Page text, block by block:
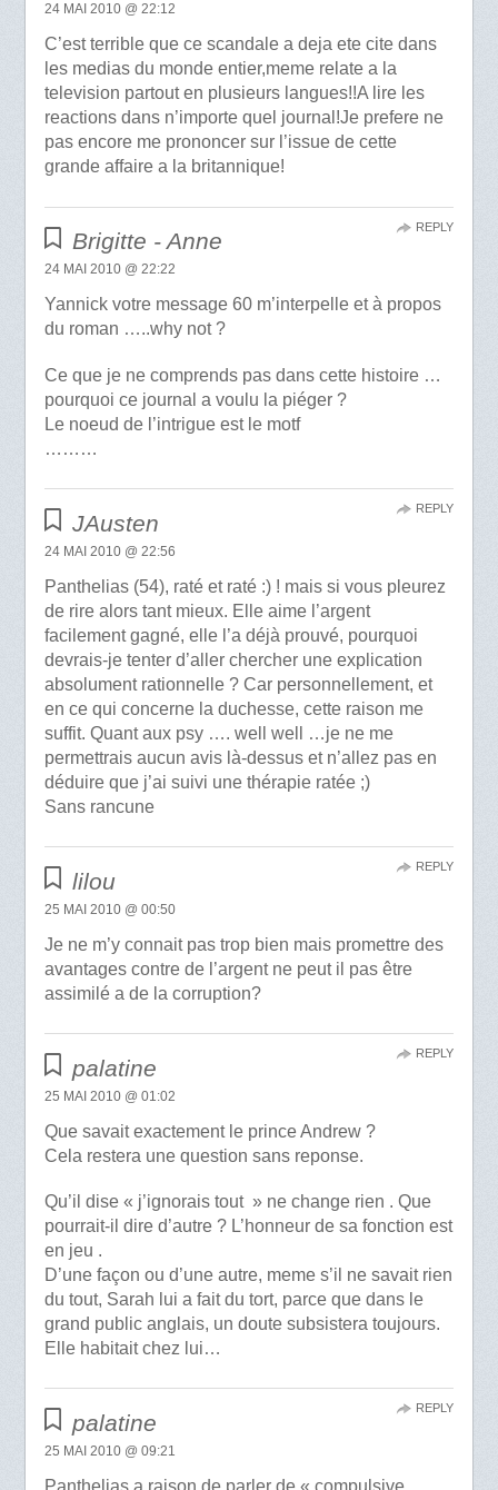
24 MAI 2010 @ 22:12
C’est terrible que ce scandale a deja ete cite dans
les medias du monde entier,meme relate a la
television partout en plusieurs langues!!A lire les
reactions dans n’importe quel journal!Je prefere ne
pas encore me prononcer sur l’issue de cette
grande affaire a la britannique!
Brigitte - Anne
24 MAI 2010 @ 22:22
Yannick votre message 60 m’interpelle et à propos
du roman …..why not ?
Ce que je ne comprends pas dans cette histoire …
pourquoi ce journal a voulu la piéger ?
Le noeud de l’intrigue est le motf
………
REPLY
JAusten
24 MAI 2010 @ 22:56
Panthelias (54), raté et raté :) ! mais si vous pleurez
de rire alors tant mieux. Elle aime l’argent
facilement gagné, elle l’a déjà prouvé, pourquoi
devrais-je tenter d’aller chercher une explication
absolument rationnelle ? Car personnellement, et
en ce qui concerne la duchesse, cette raison me
suffit. Quant aux psy …. well well …je ne me
permettrais aucun avis là-dessus et n’allez pas en
déduire que j’ai suivi une thérapie ratée ;)
Sans rancune
REPLY
lilou
25 MAI 2010 @ 00:50
Je ne m’y connait pas trop bien mais promettre des
avantages contre de l’argent ne peut il pas être
assimilé a de la corruption?
REPLY
palatine
25 MAI 2010 @ 01:02
Que savait exactement le prince Andrew ?
Cela restera une question sans reponse.
Qu’il dise « j’ignorais tout » ne change rien . Que
pourrait-il dire d’autre ? L’honneur de sa fonction est
en jeu .
D’une façon ou d’une autre, meme s’il ne savait rien
du tout, Sarah lui a fait du tort, parce que dans le
grand public anglais, un doute subsistera toujours.
Elle habitait chez lui…
REPLY
palatine
25 MAI 2010 @ 09:21
Panthelias a raison de parler de « compulsive
REPLY